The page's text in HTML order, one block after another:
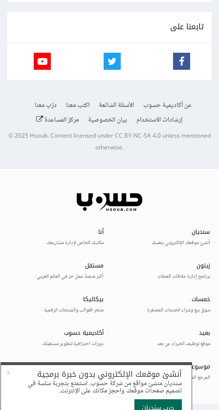
تابعنا على
عن أكاديمية حسوب الأسئلة الشائعة اكتب معنا
درّب معنا
إرشادات الاستخدام
بيان الخصوصية مركز المساعدة
© 2025Hsoub.Content licensed underCC BY-NC-SA 4.0unless mentioned
otherwise.